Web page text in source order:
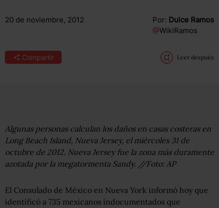
20 de noviembre, 2012 Por: Dulce Ramos
@WikiRamos
Compartir Leer después
Algunas personas calculan los daños en casas costeras en
Long Beach Island, Nueva Jersey, el miércoles 31 de
octubre de 2012. Nueva Jersey fue la zona más duramente
azotada por la megatormenta Sandy. //Foto: AP
El Consulado de México en Nueva York informó hoy que
identificó a 735 mexicanos indocumentados que